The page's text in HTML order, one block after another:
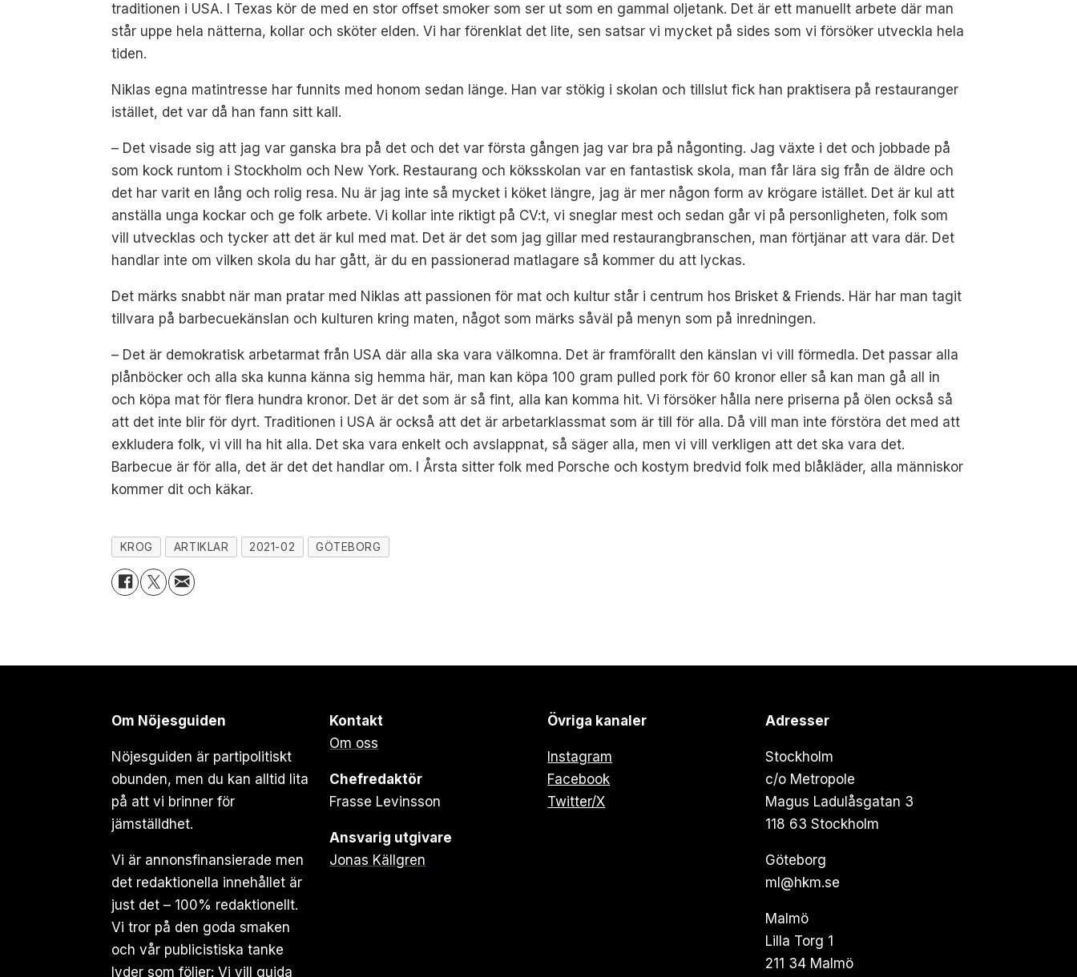
traditionen i USA. I Texas kör de med en stor offset smoker som ser ut som en gammal oljetank. Det är ett manuellt arbete där man
står uppe hela nätterna, kollar och sköter elden. Vi har förenklat det lite, sen satsar vi mycket på sides som vi försöker utveckla hela
tiden.
Niklas egna matintresse har funnits med honom sedan länge. Han var stökig i skolan och tillslut fick han praktisera på restauranger
istället, det var då han fann sitt kall.
– Det visade sig att jag var ganska bra på det och det var första gången jag var bra på någonting. Jag växte i det och jobbade på
som kock runtom i Stockholm och New York. Restaurang och köksskolan var en fantastisk skola, man får lära sig från de äldre och
det har varit en lång och rolig resa. Nu är jag inte så mycket i köket längre, jag är mer någon form av krögare istället. Det är kul att
anställa unga kockar och ge folk arbete. Vi kollar inte riktigt på CV:t, vi sneglar mest och sedan går vi på personligheten, folk som
vill utvecklas och tycker att det är kul med mat. Det är det som jag gillar med restaurangbranschen, man förtjänar att vara där. Det
handlar inte om vilken skola du har gått, är du en passionerad matlagare så kommer du att lyckas.
Det märks snabbt när man pratar med Niklas att passionen för mat och kultur står i centrum hos Brisket & Friends. Här har man tagit
tillvara på barbecuekänslan och kulturen kring maten, något som märks såväl på menyn som på inredningen.
– Det är demokratisk arbetarmat från USA där alla ska vara välkomna. Det är framförallt den känslan vi vill förmedla. Det passar alla
plånböcker och alla ska kunna känna sig hemma här, man kan köpa 100 gram pulled pork för 60 kronor eller så kan man gå all in
och köpa mat för flera hundra kronor. Det är det som är så fint, alla kan komma hit. Vi försöker hålla nere priserna på ölen också så
att det inte blir för dyrt. Traditionen i USA är också att det är arbetarklassmat som är till för alla. Då vill man inte förstöra det med att
exkludera folk, vi vill ha hit alla. Det ska vara enkelt och avslappnat, så säger alla, men vi vill verkligen att det ska vara det.
Barbecue är för alla, det är det det handlar om. I Årsta sitter folk med Porsche och kostym bredvid folk med blåkläder, alla människor
kommer dit och käkar.
KROG ARTIKLAR 2021-02 GÖTEBORG
Om Nöjesguiden
Nöjesguiden är partipolitiskt
obunden, men du kan alltid lita
på att vi brinner för
jämställdhet.
Vi är annonsfinansierade men
det redaktionella innehållet är
just det – 100% redaktionellt.
Vi tror på den goda smaken
och vår publicistiska tanke
lyder som följer: Vi vill guida
Kontakt
Om oss
Chefredaktör
Frasse Levinsson
Ansvarig utgivare
Jonas Källgren
Övriga kanaler
Instagram
Facebook
Twitter/X
Adresser
Stockholm
c/o Metropole
Magus Ladulåsgatan 3
118 63 Stockholm
Göteborg
ml@hkm.se
Malmö
Lilla Torg 1
211 34 Malmö